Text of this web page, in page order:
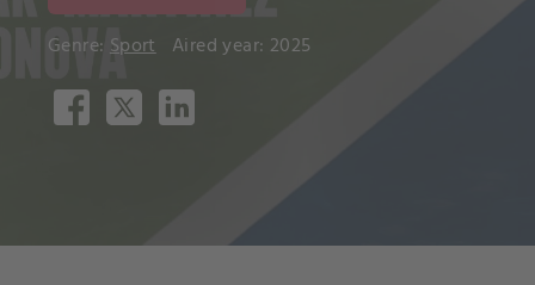
Genre: Sport Aired year: 2025